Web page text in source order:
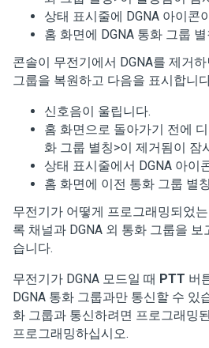
상태 표시줄에 DGNA 아이콘
홈 화면에 DGNA 통화 그룹
콘솔이 무전기에서 DGNA를 제거
그룹을 복원하고 다음을 표시합니
신호음이 울립니다.
홈 화면으로 돌아가기 전에
화 그룹 별칭>이 제거됨이 잠
상태 표시줄에서 DGNA 아이
홈 화면에 이전 통화 그룹 별
무전기가 어떻게 프로그래밍되었
록 채널과 DGNA 외 통화 그룹을
습니다.
무전기가 DGNA 모드일 때 PTT 버
DGNA 통화 그룹과만 통신할 수 있
화 그룹과 통신하려면 프로그래밍된
프로그래밍하십시오.